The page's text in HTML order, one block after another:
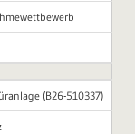
(B26-510337)